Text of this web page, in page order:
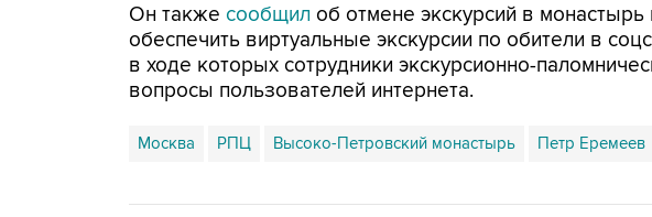
Он также сообщил об отмене экскурсий в
обеспечить виртуальные экскурсии по обители в
в ходе которых сотрудники экскурсионно-
вопросы пользователей интернета.
Москва РПЦ Высоко-Петровский монастырь Петр Еремеев